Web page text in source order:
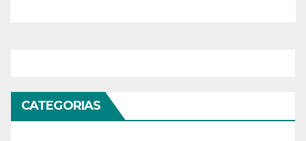
CATEGORIAS